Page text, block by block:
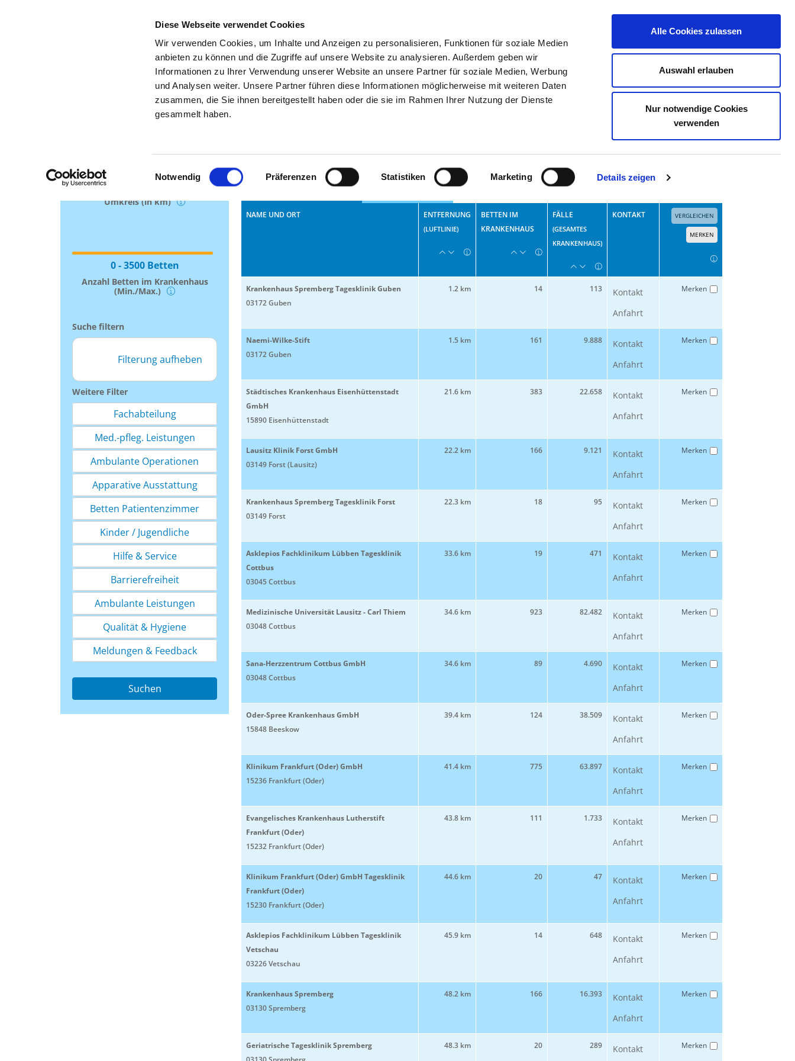
Diese Webseite verwendet Cookies
Wir verwenden Cookies, um Inhalte und Anzeigen zu personalisieren, Funktionen für soziale Medien
anbieten zu können und die Zugriffe auf unsere Website zu analysieren. Außerdem geben wir
Informationen zu Ihrer Verwendung unserer Website an unsere Partner für soziale Medien, Werbung
und Analysen weiter. Unsere Partner führen diese Informationen möglicherweise mit weiteren Daten
zusammen, die Sie ihnen bereitgestellt haben oder die sie im Rahmen Ihrer Nutzung der Dienste
gesammelt haben.
Einwilligungsauswahl
Notwendig Präferenzen Statistiken Marketing Details zeigen
Alle Cookies zulassen
Auswahl erlauben
Nur notwendige Cookies
verwenden
SUCHEN TIPPS & HILFE DAS DKV STELLENBÖRSE KONTAKT IHRE MEINUNG
Gesuchte Stadt, Region oder PLZ
Umkreis (in km)
0 - 3500 Betten
Anzahl Betten im Krankenhaus
(Min./Max.)
Suche filtern
Filterung aufheben
Weitere Filter
Fachabteilung
Med.-pfleg. Leistungen
Ambulante Operationen
Apparative Ausstattung
Betten Patientenzimmer
Kinder / Jugendliche
Hilfe & Service
Barrierefreiheit
Ambulante Leistungen
Qualität & Hygiene
Meldungen & Feedback
Suchen
Suchworte
Erweiterte Suche Suchen
Suchergebnis-Liste Fallzahlen mit 1 bis 3 Fällen berücksichtigen?
NAME UND ORT ENTFERNUNG
(LUFTLINIE)
BETTEN IM
KRANKENHAUS
FÄLLE
(GESAMTES
KRANKENHAUS)
KONTAKT VERGLEICHEN
MERKEN
Krankenhaus Spremberg Tagesklinik Guben
03172 Guben
1.2 km 14 113
Kontakt
Anfahrt
Merken
Naemi-Wilke-Stift
03172 Guben
1.5 km 161 9.888
Kontakt
Anfahrt
Merken
Städtisches Krankenhaus Eisenhüttenstadt
GmbH
15890 Eisenhüttenstadt
21.6 km 383 22.658
Kontakt
Anfahrt
Merken
Lausitz Klinik Forst GmbH
03149 Forst (Lausitz)
22.2 km 166 9.121
Kontakt
Anfahrt
Merken
Krankenhaus Spremberg Tagesklinik Forst
03149 Forst
22.3 km 18 95
Kontakt
Anfahrt
Merken
Asklepios Fachklinikum Lübben Tagesklinik
Cottbus
03045 Cottbus
33.6 km 19 471
Kontakt
Anfahrt
Merken
Medizinische Universität Lausitz - Carl Thiem
03048 Cottbus
34.6 km 923 82.482
Kontakt
Anfahrt
Merken
Sana-Herzzentrum Cottbus GmbH
03048 Cottbus
34.6 km 89 4.690
Kontakt
Anfahrt
Merken
Oder-Spree Krankenhaus GmbH
15848 Beeskow
39.4 km 124 38.509
Kontakt
Anfahrt
Merken
Klinikum Frankfurt (Oder) GmbH
15236 Frankfurt (Oder)
41.4 km 775 63.897
Kontakt
Anfahrt
Merken
Evangelisches Krankenhaus Lutherstift
Frankfurt (Oder)
15232 Frankfurt (Oder)
43.8 km 111 1.733
Kontakt
Anfahrt
Merken
Klinikum Frankfurt (Oder) GmbH Tagesklinik
Frankfurt (Oder)
15230 Frankfurt (Oder)
44.6 km 20 47
Kontakt
Anfahrt
Merken
Asklepios Fachklinikum Lübben Tagesklinik
Vetschau
03226 Vetschau
45.9 km 14 648
Kontakt
Anfahrt
Merken
Krankenhaus Spremberg
03130 Spremberg
48.2 km 166 16.393
Kontakt
Anfahrt
Merken
Geriatrische Tagesklinik Spremberg
48.3 km 20 289 Kontakt Merken